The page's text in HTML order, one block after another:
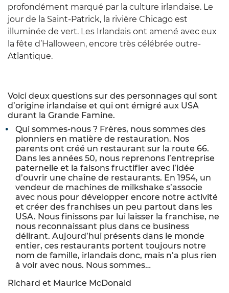
profondément marqué par la culture irlandaise. Le
jour de la Saint-Patrick, la rivière Chicago est
illuminée de vert. Les Irlandais ont amené avec eux
la fête d’Halloween, encore très célébrée outre-
Atlantique.
Voici deux questions sur des personnages qui sont
d’origine irlandaise et qui ont émigré aux USA
durant la Grande Famine.
Qui sommes-nous ? Frères, nous sommes des
pionniers en matière de restauration. Nos
parents ont créé un restaurant sur la route 66.
Dans les années 50, nous reprenons l’entreprise
paternelle et la faisons fructifier avec l’idée
d’ouvrir une chaîne de restaurants. En 1954, un
vendeur de machines de milkshake s’associe
avec nous pour développer encore notre activité
et créer des franchises un peu partout dans les
USA. Nous finissons par lui laisser la franchise, ne
nous reconnaissant plus dans ce business
délirant. Aujourd’hui présents dans le monde
entier, ces restaurants portent toujours notre
nom de famille, irlandais donc, mais n’a plus rien
à voir avec nous. Nous sommes…
Richard et Maurice McDonald